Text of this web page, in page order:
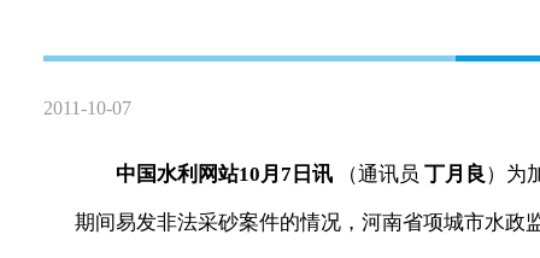
2011-10-07
中国水利网站10月7日讯 （通讯员 丁月良 ）为
期间易发非法采砂案件的情况，河南省项城市水